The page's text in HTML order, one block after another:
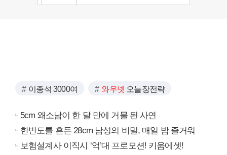
이종석 3000여 와우넷 오늘장전략
5cm 왜소남이 한 달 만에 거물 된 사연
한반도를 흔든 28cm 남성의 비밀, 매일 밤 즐거워
보험설계사 이직시 ‘억’대 프로모션! 키움에셋!